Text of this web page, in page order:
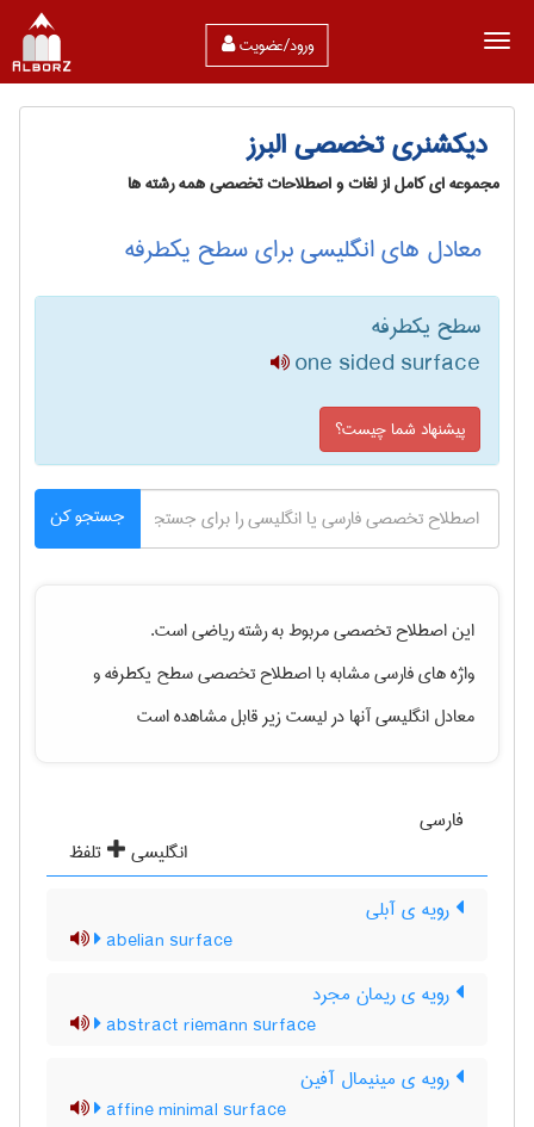
ورود/عضویت
دیکشنری تخصصی البرز
مجموعه ای کامل از لغات و اصطلاحات تخصصی همه رشته ها
معادل های انگلیسی برای سطح یکطرفه
سطح یکطرفه
one sided surface
پیشنهاد شما چیست؟
جستجو کن
این اصطلاح تخصصی مربوط به رشتهرياضیاست.
واژه های فارسی مشابه با اصطلاح تخصصیسطح یکطرفهو
معادل انگلیسی آنها در لیست زیر قابل مشاهده است
فارسی
انگلیسی
تلفظ
رویه ی آبلی
abelian surface
رویه ی ریمان مجرد
abstract riemann surface
رویه ی مینیمال آفین
affine minimal surface